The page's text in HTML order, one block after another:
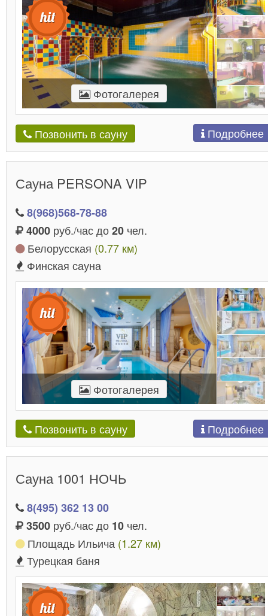
Фотогалерея
Позвонить в сауну Подробнее
Сауна PERSONA VIP
8(968)568-78-88
4000 руб./час до20 чел.
Белорусская (0.77 км)
Финская сауна
Фотогалерея
Позвонить в сауну Подробнее
Сауна 1001 НОЧЬ
8(495) 362 13 00
3500 руб./час до 10 чел.
Площадь Ильича (1.27 км)
Турецкая баня